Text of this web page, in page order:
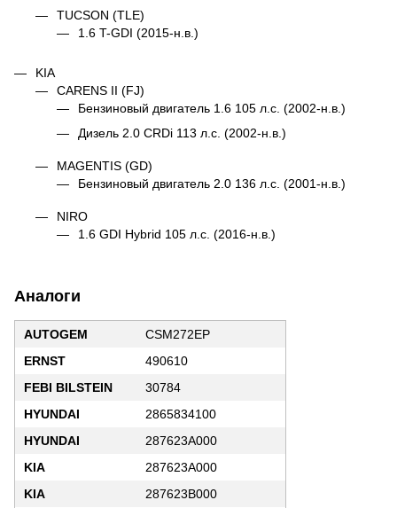
TUCSON (TLE)
1.6 T-GDI (2015-н.в.)
KIA
CARENS II (FJ)
Бензиновый двигатель 1.6 105 л.с. (2002-н.в.)
Дизель 2.0 CRDi 113 л.с. (2002-н.в.)
MAGENTIS (GD)
Бензиновый двигатель 2.0 136 л.с. (2001-н.в.)
NIRO
1.6 GDI Hybrid 105 л.с. (2016-н.в.)
Аналоги
AUTOGEM
CSM272EP
ERNST
490610
FEBI BILSTEIN
30784
HYUNDAI
2865834100
HYUNDAI
287623A000
KIA
287623A000
KIA
287623B000